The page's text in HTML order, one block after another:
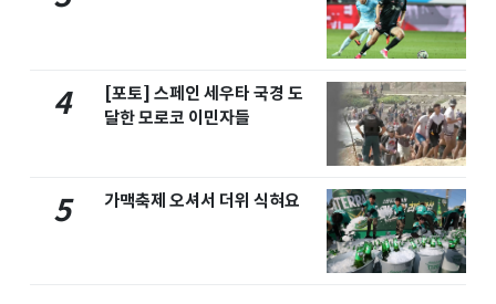
4
[포토] 스페인 세우타 국경 도
달한 모로코 이민자들
5 가맥축제 오셔서 더위 식혀요